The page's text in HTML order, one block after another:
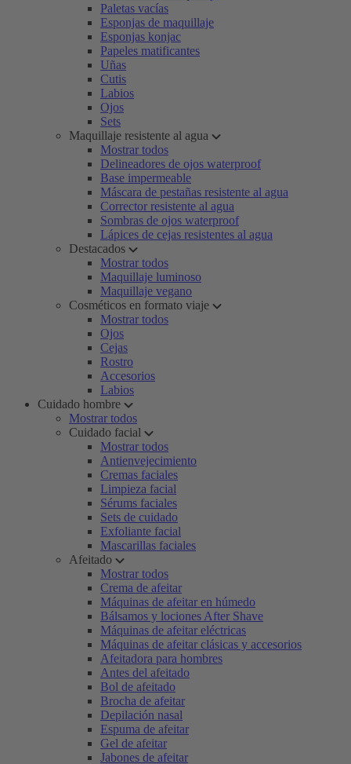
Paletas vacías
Esponjas de maquillaje
Esponjas konjac
Papeles matificantes
Uñas
Cutis
Labios
Ojos
Sets
Maquillaje resistente al agua
Mostrar todos
Delineadores de ojos waterproof
Base impermeable
Máscara de pestañas resistente al agua
Corrector resistente al agua
Sombras de ojos waterproof
Lápices de cejas resistentes al agua
Destacados
Mostrar todos
Maquillaje luminoso
Maquillaje vegano
Cosméticos en formato viaje
Mostrar todos
Ojos
Cejas
Rostro
Accesorios
Labios
Cuidado hombre
Mostrar todos
Cuidado facial
Mostrar todos
Antienvejecimiento
Cremas faciales
Limpieza facial
Sérums faciales
Sets de cuidado
Exfoliante facial
Mascarillas faciales
Afeitado
Mostrar todos
Crema de afeitar
Máquinas de afeitar en húmedo
Bálsamos y lociones After Shave
Máquinas de afeitar eléctricas
Máquinas de afeitar clásicas y accesorios
Afeitadora para hombres
Antes del afeitado
Bol de afeitado
Brocha de afeitar
Depilación nasal
Espuma de afeitar
Gel de afeitar
Jabones de afeitar